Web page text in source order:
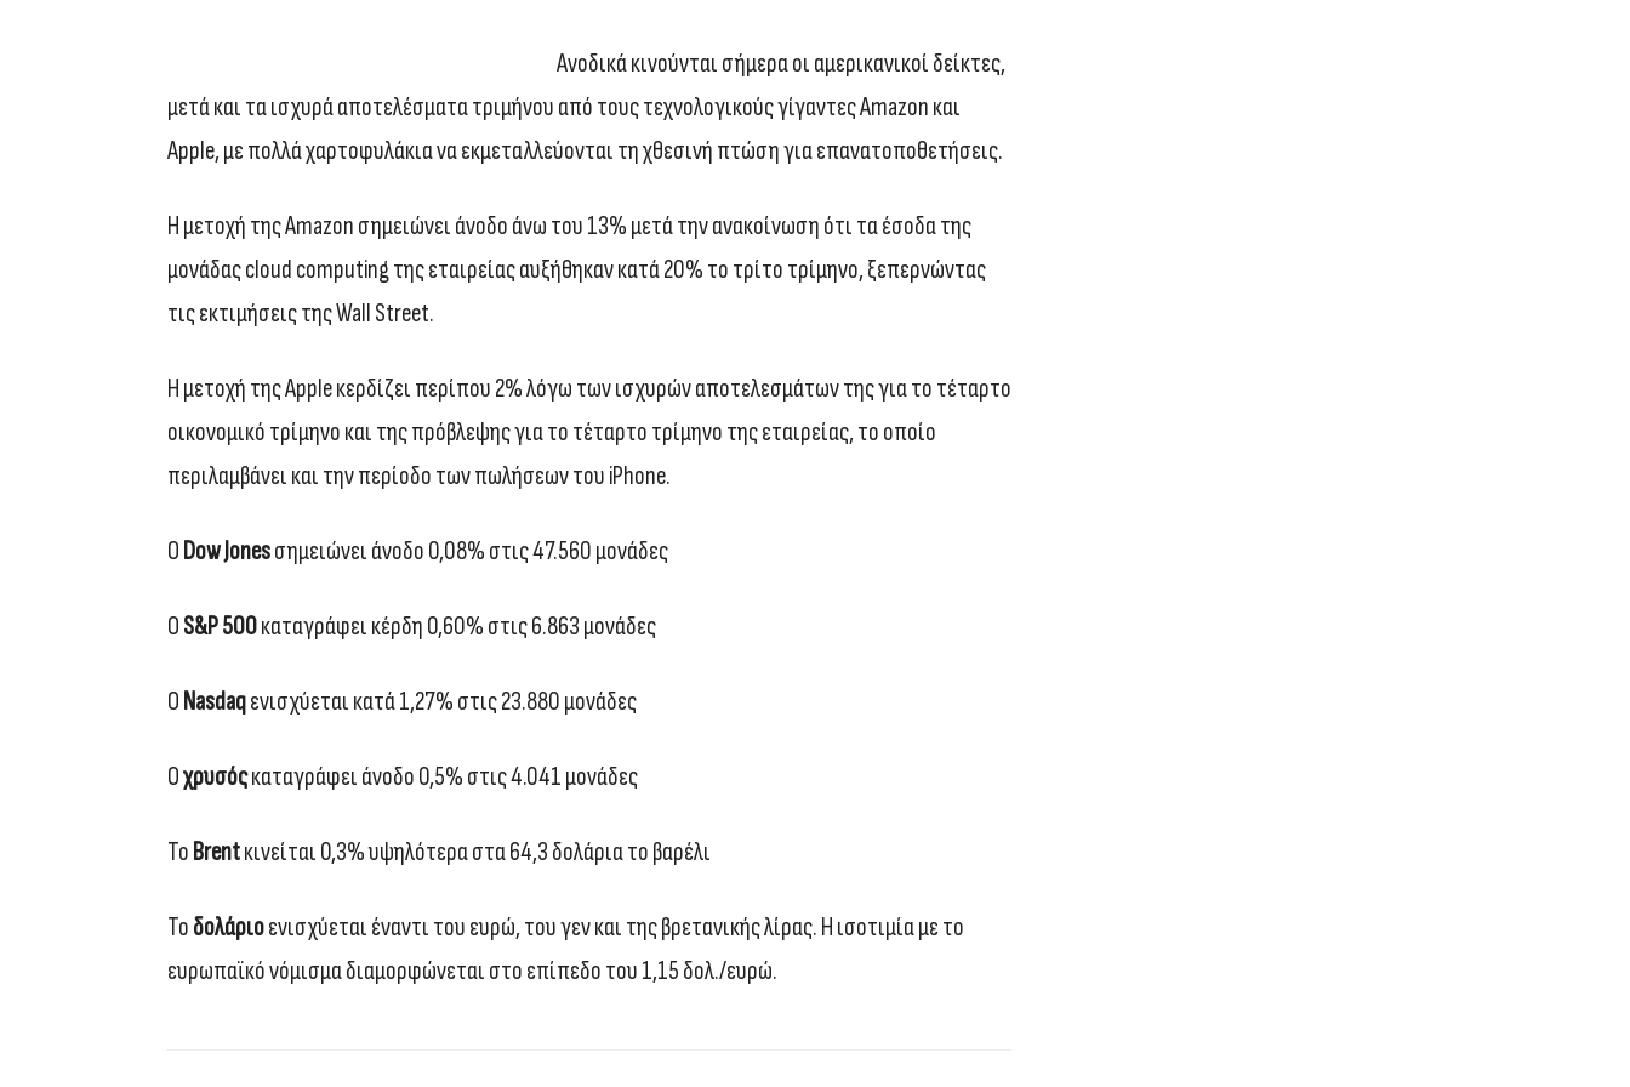
Ανοδικά κινούνται σήμερα οι αμερικανικοί δείκτες,
μετά και τα ισχυρά αποτελέσματα τριμήνου από τους τεχνολογικούς γίγαντες Amazon και
Apple, με πολλά χαρτοφυλάκια να εκμεταλλεύονται τη χθεσινή πτώση για επανατοποθετήσεις.
H μετοχή της Amazon σημειώνει άνοδο άνω του 13% μετά την ανακοίνωση ότι τα έσοδα της
μονάδας cloud computing της εταιρείας αυξήθηκαν κατά 20% το τρίτο τρίμηνο, ξεπερνώντας
τις εκτιμήσεις της Wall Street.
Η μετοχή της Apple κερδίζει περίπου 2% λόγω των ισχυρών αποτελεσμάτων της για το τέταρτο
οικονομικό τρίμηνο και της πρόβλεψης για το τέταρτο τρίμηνο της εταιρείας, το οποίο
περιλαμβάνει και την περίοδο των πωλήσεων του iPhone.
Ο Dow Jonesσημειώνει άνοδο 0,08% στις 47.560 μονάδες
Ο S&P 500καταγράφει κέρδη 0,60% στις 6.863 μονάδες
Ο Nasdaqενισχύεται κατά 1,27% στις 23.880 μονάδες
Οχρυσόςκαταγράφει άνοδο 0,5% στις 4.041 μονάδες
Το Brentκινείται 0,3% υψηλότερα στα 64,3 δολάρια το βαρέλι
Το δολάριοενισχύεται έναντι του ευρώ, του γεν και της βρετανικής λίρας. Η ισοτιμία με το
ευρωπαϊκό νόμισμα διαμορφώνεται στο επίπεδο του 1,15 δολ./ευρώ.